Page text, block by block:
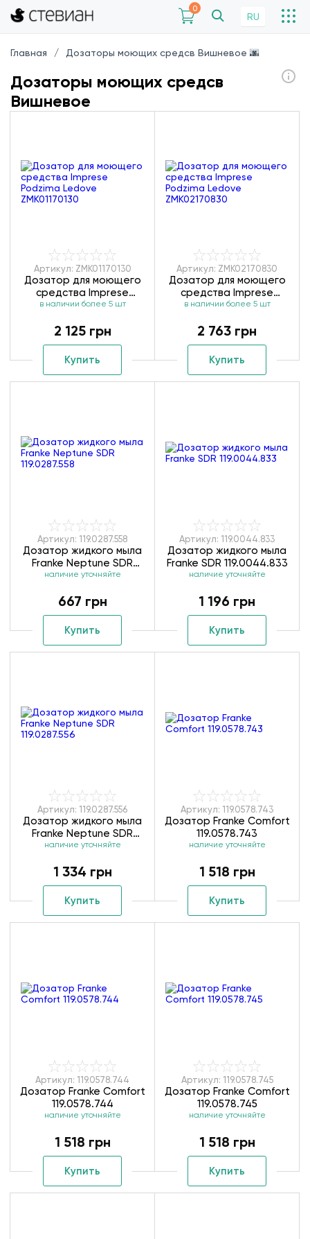
0
RU
Главная Дозаторы моющих средсв Вишневое 🌆
Дозаторы моющих средсв
Вишневое
Артикул: ZMK01170130
Дозатор для моющего
средства Imprese
Podzima Ledove
в наличии более 5 шт
2 125 грн
Купить
Артикул: ZMK02170830
Дозатор для моющего
средства Imprese
Podzima Ledove
в наличии более 5 шт
2 763 грн
Купить
Артикул: 119.0287.558
Дозатор жидкого мыла
Franke Neptune SDR
119.0287.558
наличие уточняйте
667 грн
Купить
Артикул: 119.0044.833
Дозатор жидкого мыла
Franke SDR 119.0044.833
наличие уточняйте
1 196 грн
Купить
Артикул: 119.0287.556
Дозатор жидкого мыла
Franke Neptune SDR
119.0287.556
наличие уточняйте
1 334 грн
Купить
Артикул: 119.0578.743
Дозатор Franke Comfort
119.0578.743
наличие уточняйте
1 518 грн
Купить
Артикул: 119.0578.744
Дозатор Franke Comfort
119.0578.744
наличие уточняйте
1 518 грн
Купить
Артикул: 119.0578.745
Дозатор Franke Comfort
119.0578.745
наличие уточняйте
1 518 грн
Купить